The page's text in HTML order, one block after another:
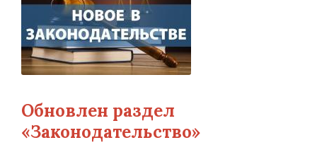
Обновлен раздел
«Законодательство»